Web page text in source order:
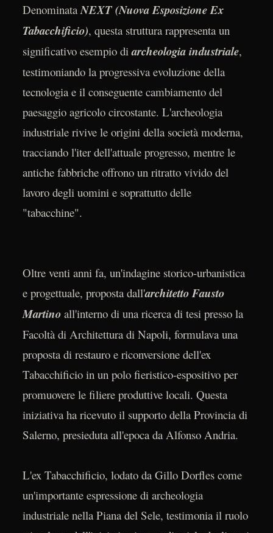
DenominataNEXT (Nuova Esposizione Ex
Tabacchificio), questa struttura rappresenta un
significativo esempio diarcheologia industriale,
testimoniando la progressiva evoluzione della
tecnologia e il conseguente cambiamento del
paesaggio agricolo circostante. L'archeologia
industriale rivive le origini della società moderna,
tracciando l'iter dell'attuale progresso, mentre le
antiche fabbriche offrono un ritratto vivido del
lavoro degli uomini e soprattutto delle
"tabacchine".
Oltre venti anni fa, un'indagine storico-urbanistica
e progettuale, proposta dall'architetto Fausto
Martinoall'interno di una ricerca di tesi presso la
Facoltà di Architettura di Napoli, formulava una
proposta di restauro e riconversione dell'ex
Tabacchificio in un polo fieristico-espositivo per
promuovere le filiere produttive locali. Questa
iniziativa ha ricevuto il supporto della Provincia di
Salerno, presieduta all'epoca da Alfonso Andria.
L'ex Tabacchificio, lodato da Gillo Dorfles come
un'importante espressione di archeologia
industriale nella Piana del Sele, testimonia il ruolo